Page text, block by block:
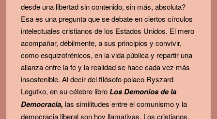
desde una libertad sin contenido, sin más, absoluta?
Esa es una pregunta que se debate en ciertos círculos
intelectuales cristianos de los Estados Unidos. El mero
acompañar, débilmente, a sus principios y convivir,
como esquizofrénicos, en la vida pública y repartir una
alianza entre la fe y la realidad se hace cada vez más
insostenible. Al decir del filósofo polaco Ryszard
Legutko, en su célebre libro Los Demonios de la
Democracia, las similitudes entre el comunismo y la
democracia liberal son hoy llamativas. Los cristianos,